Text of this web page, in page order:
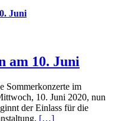
Juni
am 10. Juni
Sommerkonzerte im
10. Juni 2020, nun
der Einlass für die
[…]